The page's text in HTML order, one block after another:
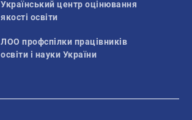
Український центр оцінювання
якості освіти
ЛОО профспілки працівників
освіти і науки України